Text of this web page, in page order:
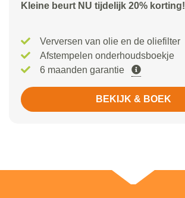
Kleine beurt NU tijdelijk 20% korting!
Verversen van olie en de oliefilter
Afstempelen onderhoudsboekje
6 maanden garantie
BEKIJK & BOEK